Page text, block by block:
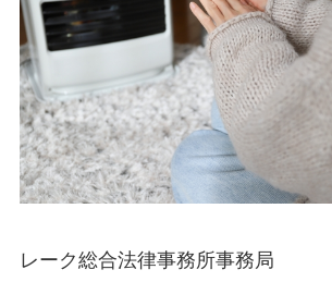
レーク総合法律事務所事務局